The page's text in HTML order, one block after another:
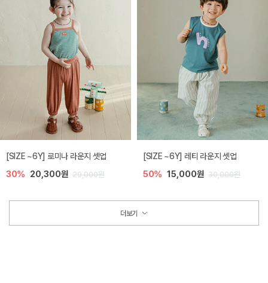
[SIZE ~6Y] 로미나 라운지 셋업
30% 20,300원 29,000원
[SIZE ~6Y] 레티 라운지 셋업
50% 15,000원 30,000원
더보기